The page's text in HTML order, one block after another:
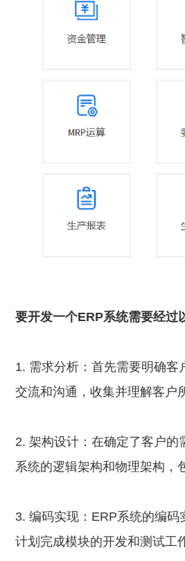
要开发一个ERP系统需要经过
1. 需求分析：首先需要明确客
交流和沟通，收集并理解客户
2. 架构设计：在确定了客户
系统的逻辑架构和物理架构，
3. 编码实现：ERP系统的编
计划完成模块的开发和测试工